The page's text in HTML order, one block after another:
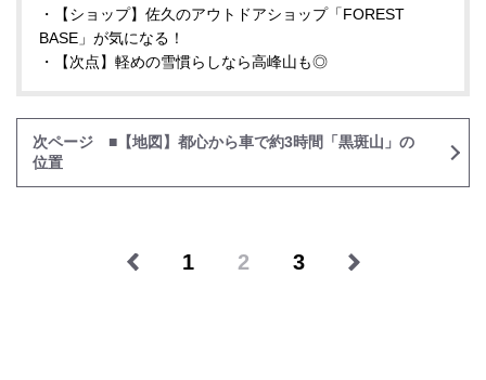
・【ショップ】佐久のアウトドアショップ「FOREST
BASE」が気になる！
・【次点】軽めの雪慣らしなら高峰山も◎
次ページ ■【地図】都心から車で約3時間「黒斑山」の
位置
1 2 3